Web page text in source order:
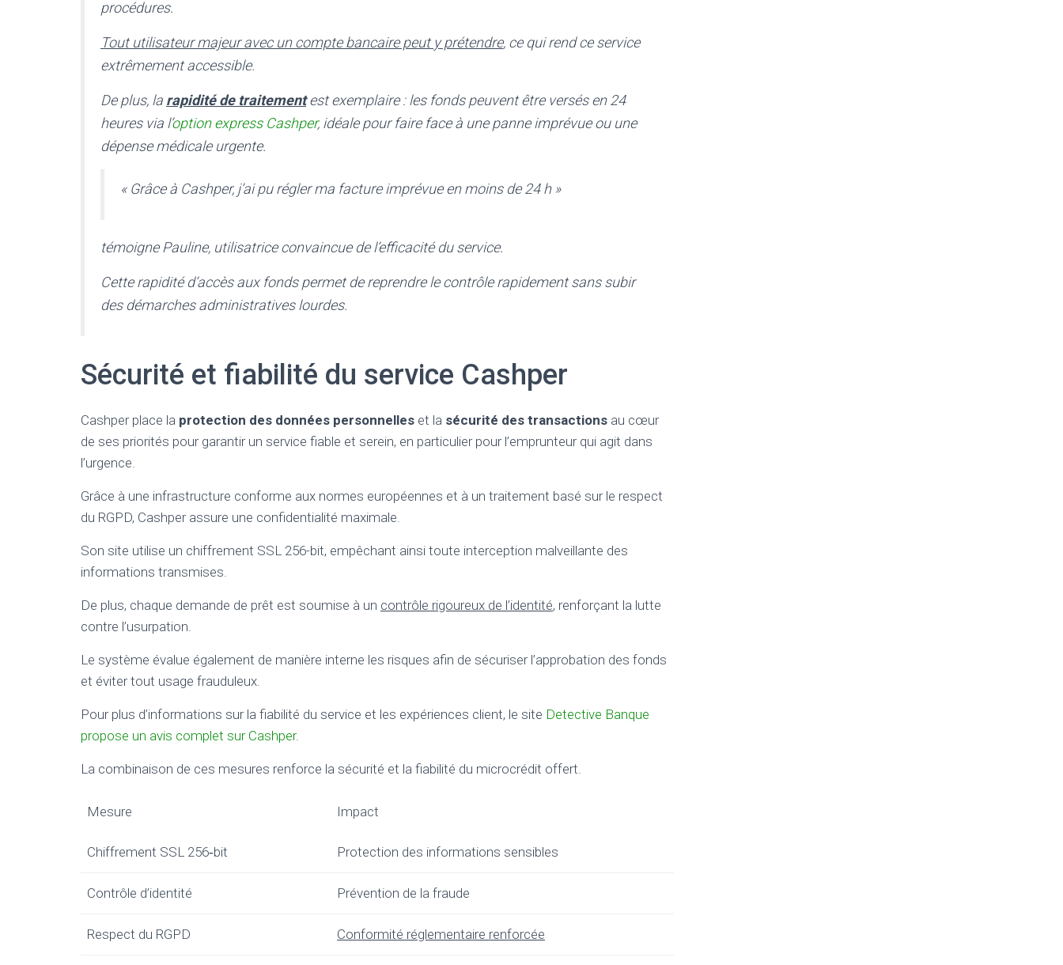
procédures.
Tout utilisateur majeur avec un compte bancaire peut y prétendre, ce qui rend ce service
extrêmement accessible.
De plus, la rapidité de traitementest exemplaire : les fonds peuvent être versés en 24
heures via l’option express Cashper, idéale pour faire face à une panne imprévue ou une
dépense médicale urgente.
« Grâce à Cashper, j’ai pu régler ma facture imprévue en moins de 24 h »
témoigne Pauline, utilisatrice convaincue de l’efficacité du service.
Cette rapidité d’accès aux fonds permet de reprendre le contrôle rapidement sans subir
des démarches administratives lourdes.
Sécurité et fiabilité du service Cashper
Cashper place la protection des données personnelles et la sécurité des transactions au cœur
de ses priorités pour garantir un service fiable et serein, en particulier pour l’emprunteur qui agit dans
l’urgence.
Grâce à une infrastructure conforme aux normes européennes et à un traitement basé sur le respect
du RGPD, Cashper assure une confidentialité maximale.
Son site utilise un chiffrement SSL 256-bit, empêchant ainsi toute interception malveillante des
informations transmises.
De plus, chaque demande de prêt est soumise à un contrôle rigoureux de l’identité, renforçant la lutte
contre l’usurpation.
Le système évalue également de manière interne les risques afin de sécuriser l’approbation des fonds
et éviter tout usage frauduleux.
Pour plus d’informations sur la fiabilité du service et les expériences client, le site Detective Banque
propose un avis complet sur Cashper.
La combinaison de ces mesures renforce la sécurité et la fiabilité du microcrédit offert.
Mesure Impact
Chiffrement SSL 256‑bit Protection des informations sensibles
Contrôle d’identité Prévention de la fraude
Respect du RGPD Conformité réglementaire renforcée